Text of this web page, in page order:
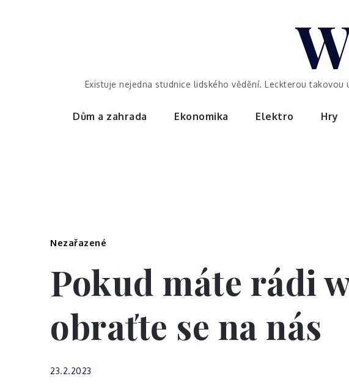
Existuje nejedna studnice lidského vědění. Leckterou
Dům a zahrada Ekonomika Elektro Hry
Nezařazené
Pokud máte rádi
obraťte se na nás
23.2.2023